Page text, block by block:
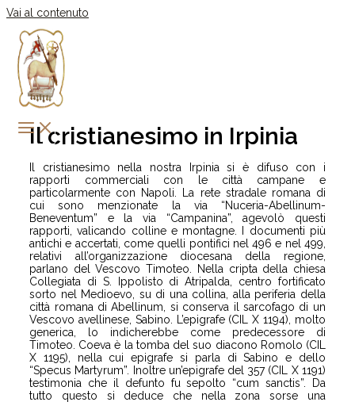
Vai al contenuto
Il cristianesimo in Irpinia
Il cristianesimo nella nostra Irpinia si è difuso con i
rapporti commerciali con le città campane e
particolarmente con Napoli. La rete stradale romana di
cui sono menzionate la via “Nuceria-Abellinum-
Beneventum” e la via “Campanina”, agevolò questi
rapporti, valicando colline e montagne. I documenti più
antichi e accertati, come quelli pontifici nel 496 e nel 499,
relativi all’organizzazione diocesana della regione,
parlano del Vescovo Timoteo. Nella cripta della chiesa
Collegiata di S. Ippolisto di Atripalda, centro fortificato
sorto nel Medioevo, su di una collina, alla periferia della
città romana di Abellinum, si conserva il sarcofago di un
Vescovo avellinese, Sabino. L’epigrafe (CIL X 1194), molto
generica, lo indicherebbe come predecessore di
Timoteo. Coeva è la tomba del suo diacono Romolo (CIL
X 1195), nella cui epigrafe si parla di Sabino e dello
“Specus Martyrum”. Inoltre un’epigrafe del 357 (CIL X 1191)
testimonia che il defunto fu sepolto “cum sanctis”. Da
tutto questo si deduce che nella zona sorse una